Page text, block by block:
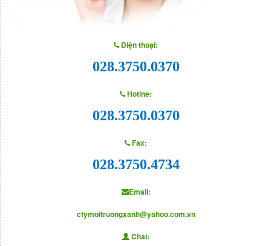
Điện thoại:
028.3750.0370
Hotine:
028.3750.0370
Fax:
028.3750.4734
Email:
ctymoitruongxanh@yahoo.com.vn
Chat: